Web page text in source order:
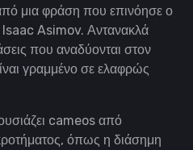
μια φράση που επινόησε ο
Isaac Asimov. Αντανακλά
που αναδύονται στον
γραμμένο σε ελαφρώς
cameos από
όπως η διάσημη